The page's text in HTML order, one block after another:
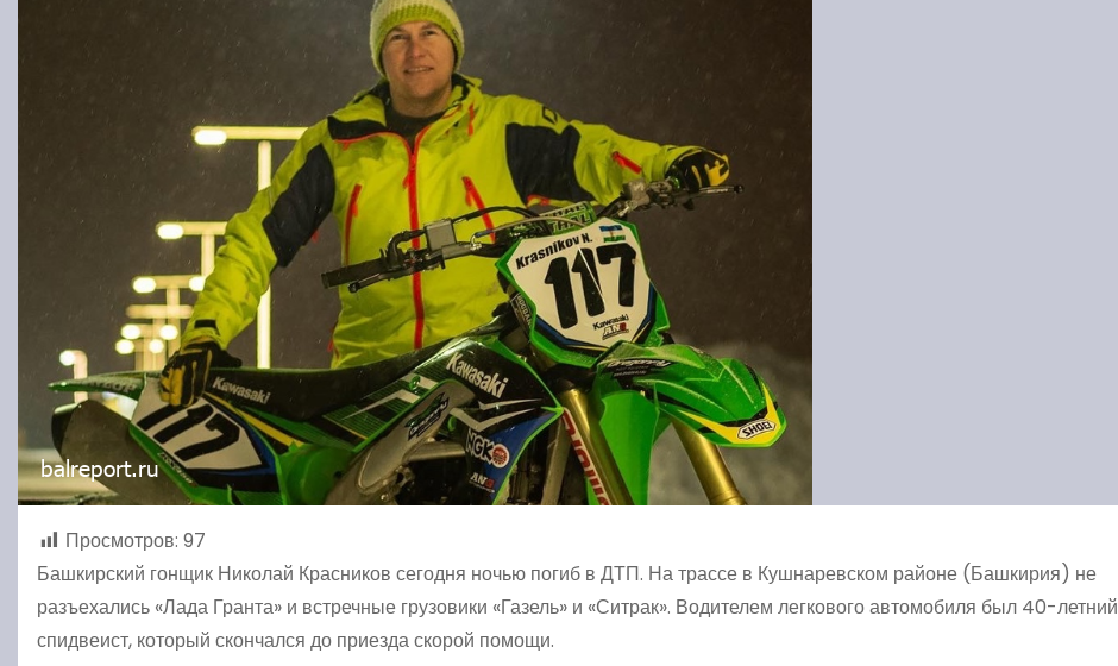
Просмотров: 97
Башкирский гонщик Николай Красников сегодня ночью погиб в ДТП. На трассе в Кушнаревском районе (Башкирия) не
разъехались «Лада Гранта» и встречные грузовики «Газель» и «Ситрак». Водителем легкового автомобиля был 40-летний
спидвеист, который скончался до приезда скорой помощи.